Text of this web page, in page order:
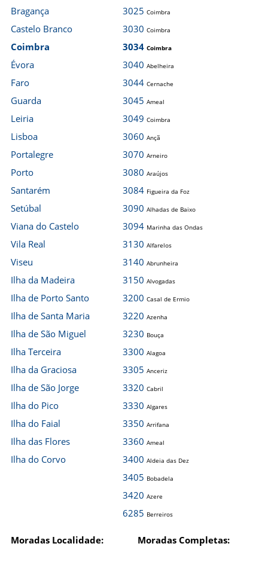
Bragança
Castelo Branco
Coimbra
Évora
Faro
Guarda
Leiria
Lisboa
Portalegre
Porto
Santarém
Setúbal
Viana do Castelo
Vila Real
Viseu
Ilha da Madeira
Ilha de Porto Santo
Ilha de Santa Maria
Ilha de São Miguel
Ilha Terceira
Ilha da Graciosa
Ilha de São Jorge
Ilha do Pico
Ilha do Faial
Ilha das Flores
Ilha do Corvo
3025 Coimbra
3030 Coimbra
3034 Coimbra
3040 Abelheira
3044 Cernache
3045 Ameal
3049 Coimbra
3060 Ançã
3070 Arneiro
3080 Araújos
3084 Figueira da Foz
3090 Alhadas de Baixo
3094 Marinha das Ondas
3130 Alfarelos
3140 Abrunheira
3150 Alvogadas
3200 Casal de Ermio
3220 Azenha
3230 Bouça
3300 Alagoa
3305 Anceriz
3320 Cabril
3330 Algares
3350 Arrifana
3360 Ameal
3400 Aldeia das Dez
3405 Bobadela
3420 Azere
6285 Berreiros
Moradas Localidade: Moradas Completas: